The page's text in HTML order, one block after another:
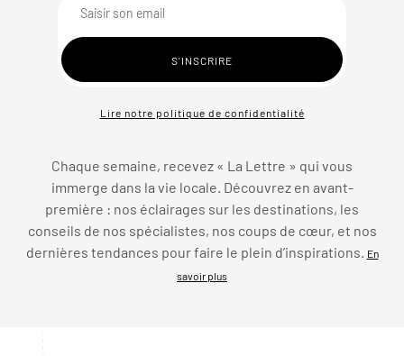
Lire notre politique de confidentialité
Chaque semaine, recevez « La Lettre » qui vous
immerge dans la vie locale. Découvrez en avant-
première : nos éclairages sur les destinations, les
conseils de nos spécialistes, nos coups de cœur, et nos
dernières tendances pour faire le plein d’inspirations.
En
savoir plus